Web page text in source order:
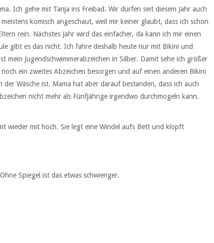
Ich gehe mit Tanja ins Freibad. Wir dürfen seit diesem Jahr auch
komisch angeschaut, weil mir keiner glaubt, dass ich schon
rein. Nächstes Jahr wird das einfacher, da kann ich mir einen
gibt es das nicht. Ich fahre deshalb heute nur mit Bikini und
mein Jugendschwimmerabzeichen in Silber. Damit sehe ich größer
ein zweites Abzeichen besorgen und auf einen anderen Bikini
Wäsche ist. Mama hat aber darauf bestanden, dass ich auch
nicht mehr als Fünfjährige irgendwo durchmogeln kann.
wieder mit hoch. Sie legt eine Windel aufs Bett und klopft
Spiegel ist das etwas schwieriger.